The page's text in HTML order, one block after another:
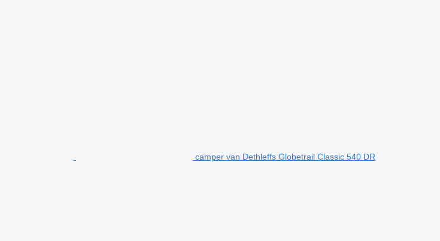
camper van Dethleffs Globetrail Classic 540 DR